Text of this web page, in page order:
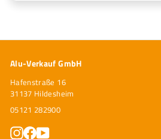
Alu-Verkauf GmbH
Hafenstraße 16
31137 Hildesheim
05121 282900
Instagram
Facebook